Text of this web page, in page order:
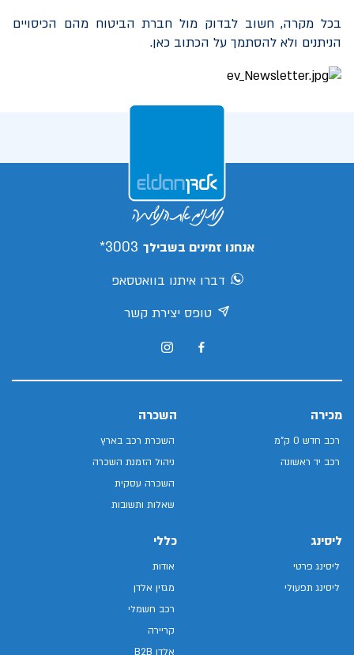
בכל מקרה, חשוב לבדוק מול חברת הביטוח מהם הכיסויים
הניתנים ולא להסתמך על הכתוב כאן.
אנחנו זמינים בשבילך 3003*
דברו איתנו בוואטסאפ
טופס יצירת קשר
מכירה
רכב חדש 0 ק"מ
רכב יד ראשונה
השכרה
השכרת רכב בארץ
ניהול הזמנת השכרה
השכרה עסקית
שאלות ותשובות
ליסינג
ליסינג פרטי
ליסינג תפעולי
כללי
אודות
מגזין אלדן
רכב חשמלי
קריירה
אלדן B2B